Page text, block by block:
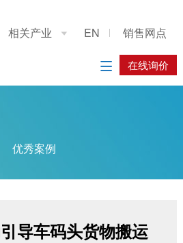
相关产业  EN 销售网点
在线询价

手
优秀案例
导车码头货物搬运